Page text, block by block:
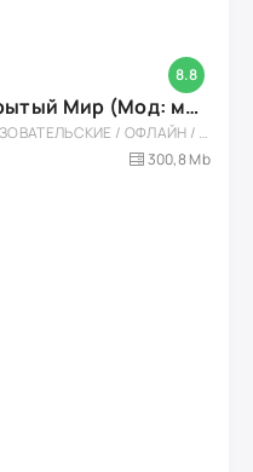
8.8
Toilet Fight Открытый Мир (Мод: много чипов, денег, все открыто, бессмертие, урон, 50+ читов)
АРКАДЫ / ОДНОПОЛЬЗОВАТЕЛЬСКИЕ / ОФЛАЙН / МОД / РОЛЕВЫЕ / ШУТЕРЫ / ОТКРЫТЫЙ МИР / ВСТРОЕННЫЙ КЕШ / 3D / ЭКШЕНЫ / ТУАЛЕТНЫЕ ВОЙНЫ / ДЛЯ ДЕТЕЙ
300,8 Mb